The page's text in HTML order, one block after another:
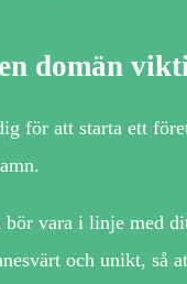
domän
för att starta ett
bör vara i linje med
och unikt, så